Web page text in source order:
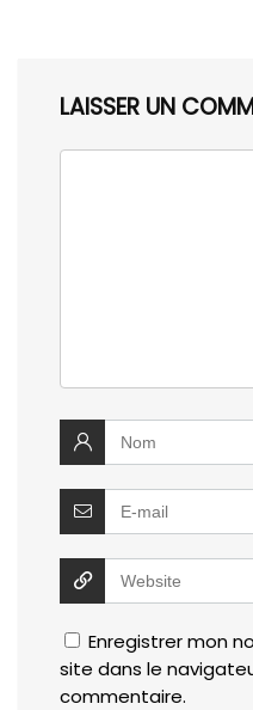
LAISSER UN
Enregistrer mon
site dans le
commentaire.